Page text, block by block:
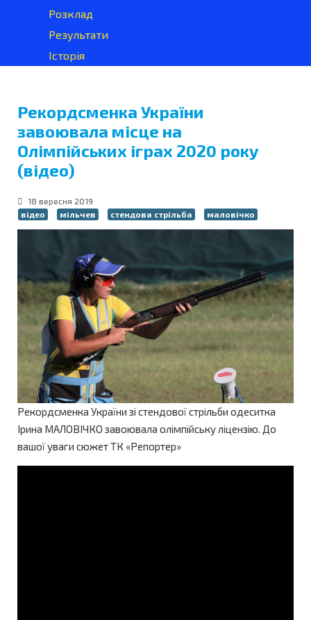
Розклад
Результати
Історія
Рекордсменка України
завоювала місце на
Олімпійських іграх 2020 року
(відео)
18 вересня 2019
відео
мільчев стендова стрільба маловічко
Рекордсменка України зі стендової стрільби одеситка
Ірина МАЛОВІЧКО завоювала олімпійську ліцензію. До
вашої уваги сюжет ТК «Репортер»